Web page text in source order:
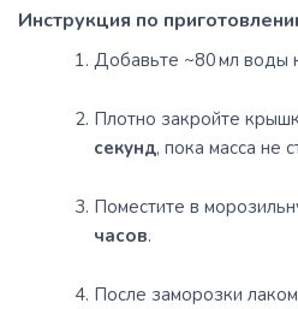
Инструкция по
Добавьте ~80 мл воды
Плотно закройте
секунд, пока масса не
Поместите в
часов.
После заморозки